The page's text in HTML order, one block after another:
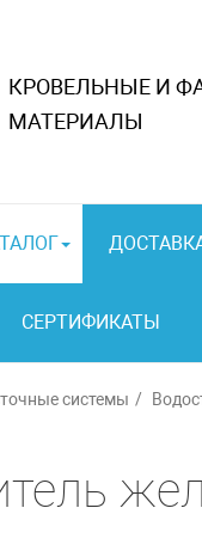
КРОВЕЛЬНЫЕ И
МАТЕРИАЛЫ
СЕРТИФИКАТЫ
системы